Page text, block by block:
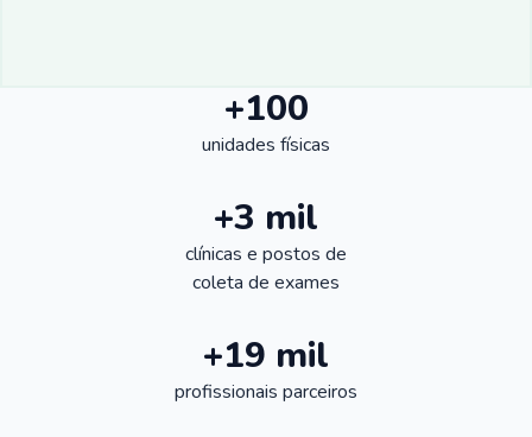
+100
unidades físicas
+3 mil
clínicas e postos de
coleta de exames
+19 mil
profissionais parceiros